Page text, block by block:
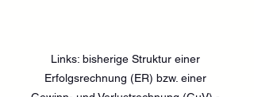
Links: bisherige Struktur einer
Erfolgsrechnung (ER) bzw. einer